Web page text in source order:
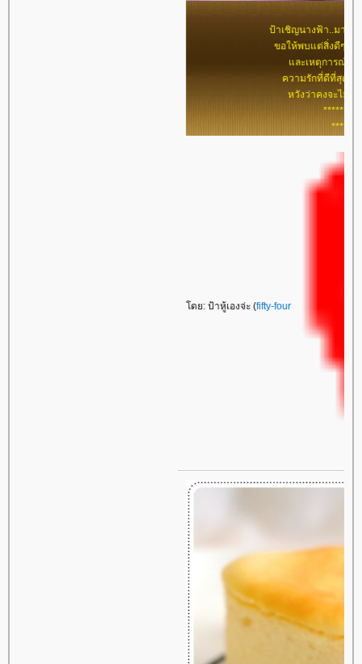
ป้าเชิญนางฟ้า..มาอวยพรวันเ
ขอให้พบแต่สิ่งดีๆ คนที่ดีมีจิต
และเหตุการณ์ดีๆรวมทั้ง...
ความรักที่ดีที่สุดในชีวิตนะ
หวังว่าคงจะไม่ช้าไปนะคะ
*********
โดย: ป้าหู้เองจ่ะ (fifty-four